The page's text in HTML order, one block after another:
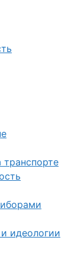
транспорте
идеологии